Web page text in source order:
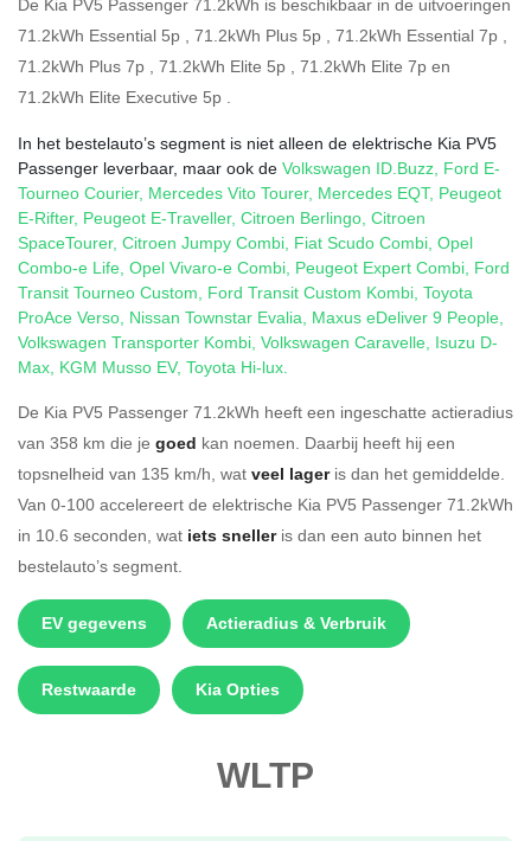
71.2kWh Essential 5p , 71.2kWh Plus 5p , 71.2kWh Essential 7p ,
71.2kWh Plus 7p , 71.2kWh Elite 5p , 71.2kWh Elite 7p en
71.2kWh Elite Executive 5p .
In het bestelauto’s segment is niet alleen de elektrische Kia PV5
Passenger leverbaar, maar ook de Volkswagen ID.Buzz, Ford E-
Tourneo Courier, Mercedes Vito Tourer, Mercedes EQT, Peugeot
E-Rifter, Peugeot E-Traveller, Citroen Berlingo, Citroen
SpaceTourer, Citroen Jumpy Combi, Fiat Scudo Combi, Opel
Combo-e Life, Opel Vivaro-e Combi, Peugeot Expert Combi, Ford
Transit Tourneo Custom, Ford Transit Custom Kombi, Toyota
ProAce Verso, Nissan Townstar Evalia, Maxus eDeliver 9 People,
Volkswagen Transporter Kombi, Volkswagen Caravelle, Isuzu D-
Max, KGM Musso EV, Toyota Hi-lux.
De Kia PV5 Passenger 71.2kWh heeft een ingeschatte actieradius
van 358 km die je goed kan noemen. Daarbij heeft hij een
topsnelheid van 135 km/h, wat veel lageris dan het gemiddelde.
Van 0-100 accelereert de elektrische Kia PV5 Passenger 71.2kWh
in 10.6 seconden, wat iets snelleris dan een auto binnen het
bestelauto’s segment.
EV gegevens Actieradius & Verbruik
Restwaarde Kia Opties
WLTP